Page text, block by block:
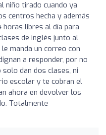
niño tirado cuando ya
centros hecha y además
libres al día para
de inglés junto al
manda un correo con
a responder, por no
solo dan dos clases, ni
escolar y te cobran el
ahora en devolver los
Totalmente